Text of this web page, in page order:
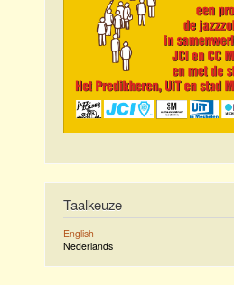
Taalkeuze
English
Nederlands